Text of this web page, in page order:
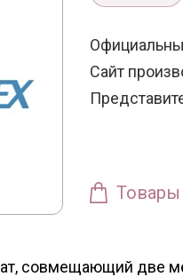
Сайт
Товары
совмещающий две